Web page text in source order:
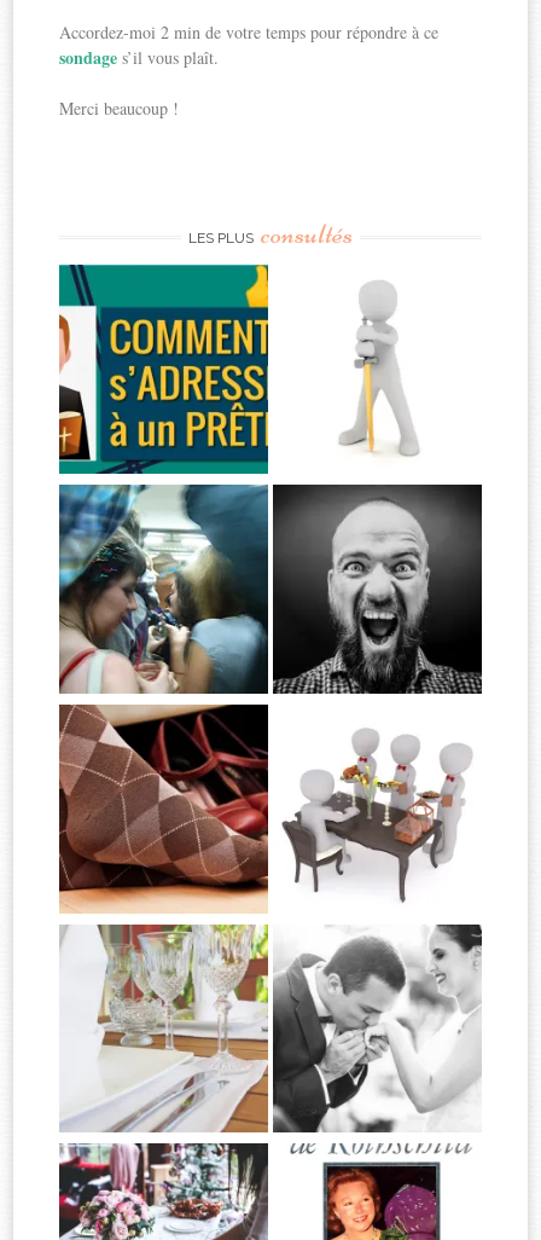
Accordez-moi 2 min de votre temps pour répondre à ce
sondages’il vous plaît.
Merci beaucoup !
LES PLUS consultés